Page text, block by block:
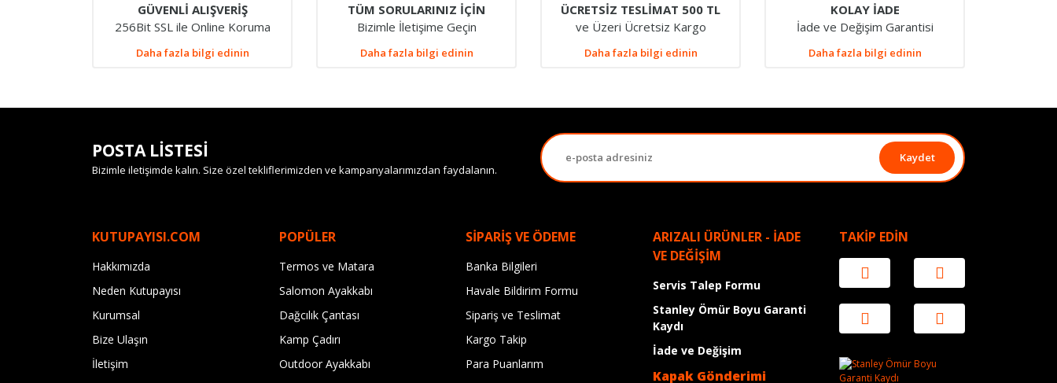
GÜVENLİ ALIŞVERİŞ
256Bit SSL ile Online Koruma
Daha fazla bilgi edinin
TÜM SORULARINIZ İÇİN
Bizimle İletişime Geçin
Daha fazla bilgi edinin
ÜCRETSİZ TESLİMAT 500 TL
ve Üzeri Ücretsiz Kargo
Daha fazla bilgi edinin
KOLAY İADE
İade ve Değişim Garantisi
Daha fazla bilgi edinin
POSTA LİSTESİ
Bizimle iletişimde kalın. Size özel tekliflerimizden ve kampanyalarımızdan faydalanın.
Kaydet
KUTUPAYISI.COM
Hakkımızda
Neden Kutupayısı
Kurumsal
Bize Ulaşın
İletişim
POPÜLER
Termos ve Matara
Salomon Ayakkabı
Dağcılık Çantası
Kamp Çadırı
Outdoor Ayakkabı
SİPARİŞ VE ÖDEME
Banka Bilgileri
Havale Bildirim Formu
Sipariş ve Teslimat
Kargo Takip
Para Puanlarım
ARIZALI ÜRÜNLER - İADE
VE DEĞİŞİM
Servis Talep Formu
Stanley Ömür Boyu Garanti
Kaydı
İade ve Değişim
Kapak Gönderimi
TAKİP EDİN